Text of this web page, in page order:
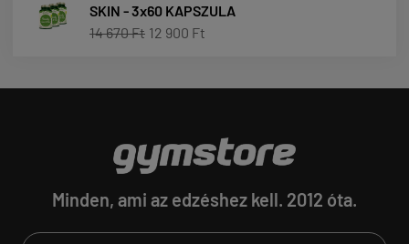
SKIN - 3x60 KAPSZULA
14 670 Ft 12 900 Ft
Minden, ami az edzéshez kell. 2012 óta.